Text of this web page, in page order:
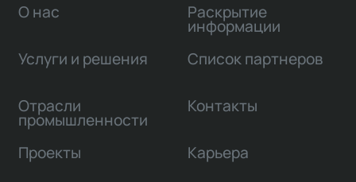
О нас
Услуги и решения
Отрасли
промышленности
Проекты
Раскрытие
информации
Список партнеров
Контакты
Карьера